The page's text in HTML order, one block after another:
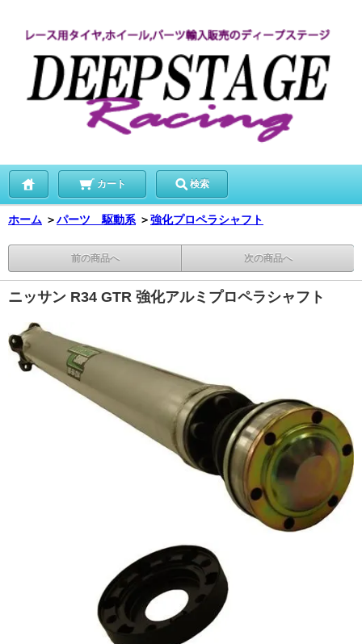
カート 検索
ホーム ＞パーツ 駆動系 ＞強化プロペラシャフト
前の商品へ 次の商品へ
ニッサン R34 GTR 強化アルミプロペラシャフト